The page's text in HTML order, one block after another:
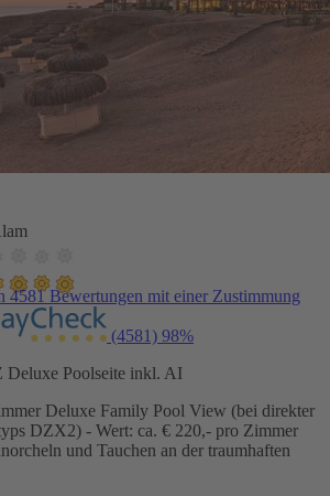
4581 Bewertungen mit einer Zustimmung
(4581) 98%
Deluxe Poolseite inkl. AI
Deluxe Family Pool View (bei direkter
DZX2) - Wert: ca. € 220,- pro Zimmer
und Tauchen an der traumhaften